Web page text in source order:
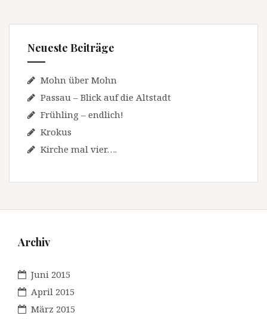
Neueste Beiträge
Mohn über Mohn
Passau – Blick auf die Altstadt
Frühling – endlich!
Krokus
Kirche mal vier….
Archiv
Juni 2015
April 2015
März 2015